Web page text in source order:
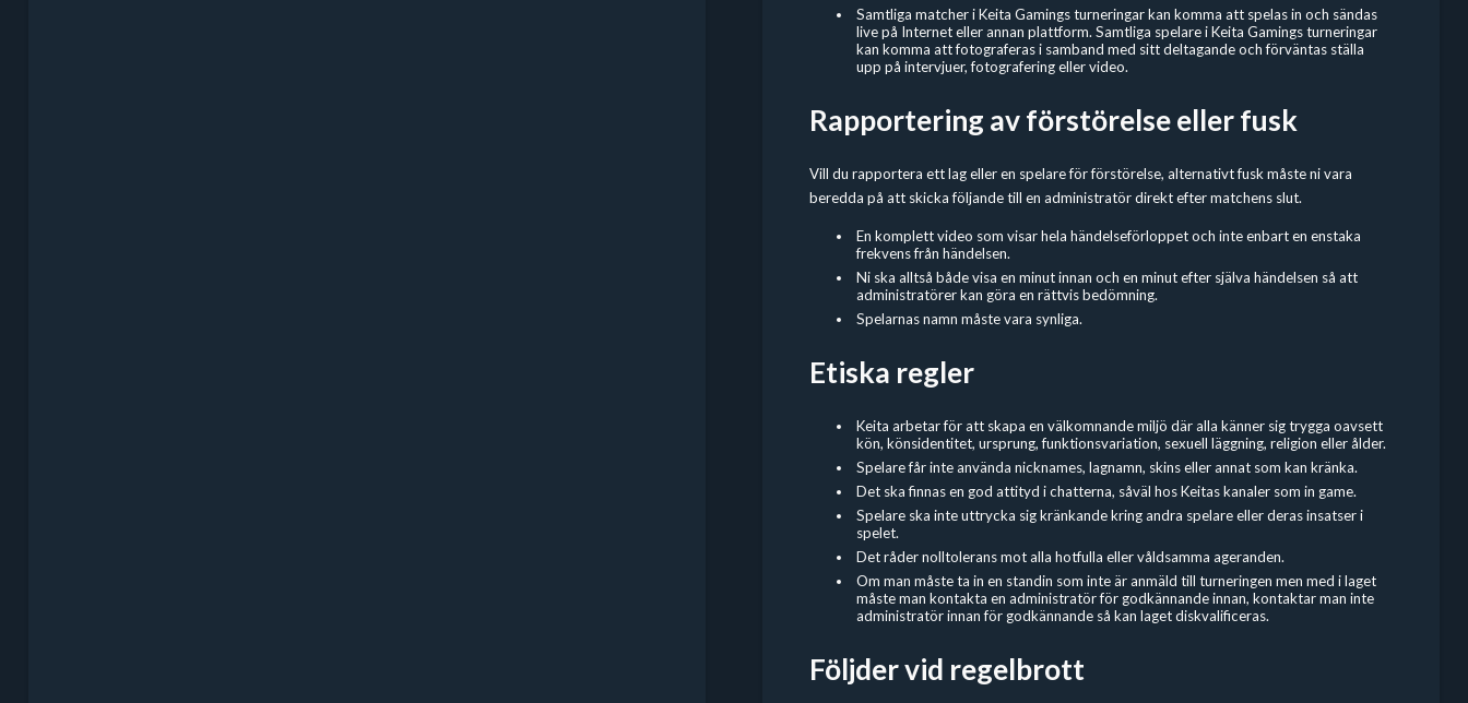
Samtliga matcher i Keita Gamings turneringar kan komma att spelas in och sändas
live på Internet eller annan plattform. Samtliga spelare i Keita Gamings turneringar
kan komma att fotograferas i samband med sitt deltagande och förväntas ställa
upp på intervjuer, fotografering eller video.
Rapportering av förstörelse eller fusk
Vill du rapportera ett lag eller en spelare för förstörelse, alternativt fusk måste ni vara
beredda på att skicka följande till en administratör direkt efter matchens slut.
En komplett video som visar hela händelseförloppet och inte enbart en enstaka
frekvens från händelsen.
Ni ska alltså både visa en minut innan och en minut efter själva händelsen så att
administratörer kan göra en rättvis bedömning.
Spelarnas namn måste vara synliga.
Etiska regler
Keita arbetar för att skapa en välkomnande miljö där alla känner sig trygga oavsett
kön, könsidentitet, ursprung, funktionsvariation, sexuell läggning, religion eller ålder.
Spelare får inte använda nicknames, lagnamn, skins eller annat som kan kränka.
Det ska finnas en god attityd i chatterna, såväl hos Keitas kanaler som in game.
Spelare ska inte uttrycka sig kränkande kring andra spelare eller deras insatser i
spelet.
Det råder nolltolerans mot alla hotfulla eller våldsamma ageranden.
Om man måste ta in en standin som inte är anmäld till turneringen men med i laget
måste man kontakta en administratör för godkännande innan, kontaktar man inte
administratör innan för godkännande så kan laget diskvalificeras.
Följder vid regelbrott